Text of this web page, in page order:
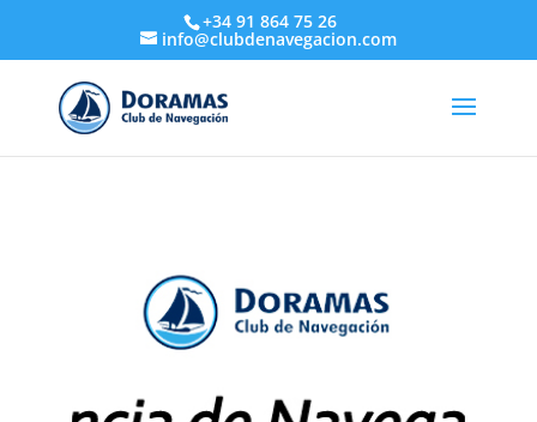
+34 91 864 75 26
info@clubdenavegacion.com